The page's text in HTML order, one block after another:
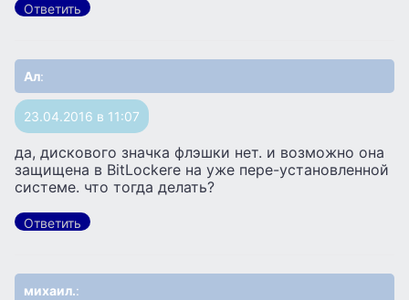
Ответить
Ал:
23.04.2016 в 11:07
да, дискового значка флэшки нет. и возможно она
защищена в BitLockere на уже пере-установленной
системе. что тогда делать?
Ответить
михаил.: